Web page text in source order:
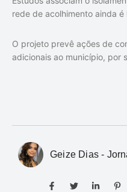
rede de acolhimento ainda
O projeto prevê ações de
adicionais ao município, por
Geize Dias -